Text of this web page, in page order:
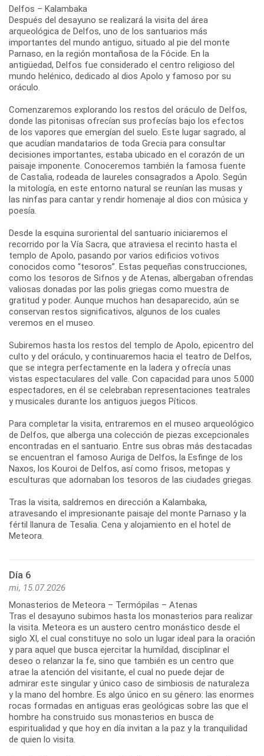
Delfos – Kalambaka
Después del desayuno se realizará la visita del área
arqueológica de Delfos, uno de los santuarios más
importantes del mundo antiguo, situado al pie del monte
Parnaso, en la región montañosa de la Fócide. En la
antigüedad, Delfos fue considerado el centro religioso del
mundo helénico, dedicado al dios Apolo y famoso por su
oráculo.
Comenzaremos explorando los restos del oráculo de Delfos,
donde las pitonisas ofrecían sus profecías bajo los efectos
de los vapores que emergían del suelo. Este lugar sagrado, al
que acudían mandatarios de toda Grecia para consultar
decisiones importantes, estaba ubicado en el corazón de un
paisaje imponente. Conoceremos también la famosa fuente
de Castalia, rodeada de laureles consagrados a Apolo. Según
la mitología, en este entorno natural se reunían las musas y
las ninfas para cantar y rendir homenaje al dios con música y
poesía.
Desde la esquina suroriental del santuario iniciaremos el
recorrido por la Vía Sacra, que atraviesa el recinto hasta el
templo de Apolo, pasando por varios edificios votivos
conocidos como “tesoros”. Estas pequeñas construcciones,
como los tesoros de Sifnos y de Atenas, albergaban ofrendas
valiosas donadas por las polis griegas como muestra de
gratitud y poder. Aunque muchos han desaparecido, aún se
conservan restos significativos, algunos de los cuales
veremos en el museo.
Subiremos hasta los restos del templo de Apolo, epicentro del
culto y del oráculo, y continuaremos hacia el teatro de Delfos,
que se integra perfectamente en la ladera y ofrecía unas
vistas espectaculares del valle. Con capacidad para unos 5.000
espectadores, en él se celebraban representaciones teatrales
y musicales durante los antiguos juegos Píticos.
Para completar la visita, entraremos en el museo arqueológico
de Delfos, que alberga una colección de piezas excepcionales
encontradas en el santuario. Entre sus obras más destacadas
se encuentran el famoso Auriga de Delfos, la Esfinge de los
Naxos, los Kouroi de Delfos, así como frisos, metopas y
esculturas que adornaban los tesoros de las ciudades griegas.
Tras la visita, saldremos en dirección a Kalambaka,
atravesando el impresionante paisaje del monte Parnaso y la
fértil llanura de Tesalia. Cena y alojamiento en el hotel de
Día 6
mi, 15.07.2026
Monasterios de Meteora – Termópilas – Atenas
Tras el desayuno subimos hasta los monasterios para realizar
la visita. Meteora es un austero centro monástico desde el
siglo XI, el cual constituye no solo un lugar ideal para la oración
y para aquel que busca ejercitar la humildad, disciplinar el
deseo o relanzar la fe, sino que también es un centro que
atrae la atención del visitante, el cual no puede dejar de
admirar este singular y único caso de simbiosis de naturaleza
y la mano del hombre. Es algo único en su género: las enormes
rocas formadas en antiguas eras geológicas sobre las que el
hombre ha construido sus monasterios en busca de
espiritualidad y que hoy en día invitan a la paz y la tranquilidad
de quien lo visita.